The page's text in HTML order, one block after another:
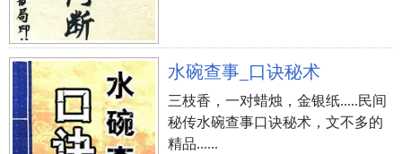
水碗查事_口诀秘术
三枝香，一对蜡烛，金银纸.....民间
秘传水碗查事口诀秘术，文不多的
精品......